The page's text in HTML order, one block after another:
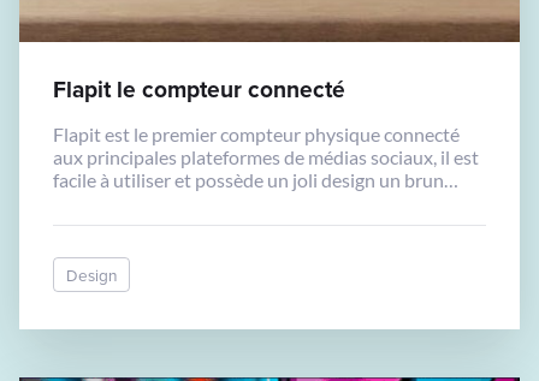
Flapit le compteur connecté
Flapit est le premier compteur physique connecté
aux principales plateformes de médias sociaux, il est
facile à utiliser et possède un joli design un brun
actuellement avec 11 réseaux sociaux (Facebook,
Zomato, VKontakte, Foursquare, Swarm et
Tripadvisor). Il possède également […]
Design